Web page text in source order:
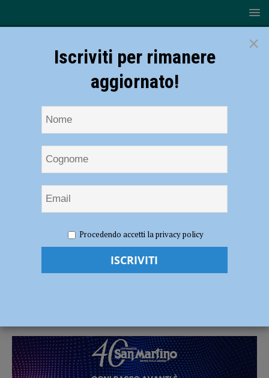
prosegue la maledizione contro Mirandola
Serie B2 – Pallavolo Sangiorgio prosegue
×
Iscriviti per rimanere
aggiornato!
Procedendo accetti la privacy policy